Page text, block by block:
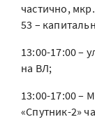
частично,
53 –
13:00-17:00 –
на ВЛ;
13:00-17:00 –
«Спутник-2»